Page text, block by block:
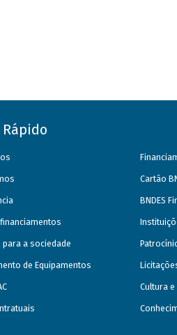
Rápido
para a sociedade
de Equipamentos
Cartão
BNDES
Cultura